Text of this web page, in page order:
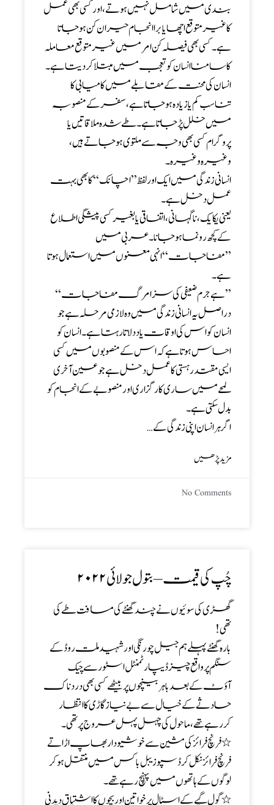
بندی میں شامل نہیں ہوتے، اور کسی بھی عمل
کا غیر متوقع اچھا یا برا انجام حیران کن ہو جاتا
ہے۔ کسی بھی فیصلہ کن امر میں غیر متوقع معاملہ
کا سامنا انسان کو تعجب میں مبتلا کر دیتا ہے۔
انسان کی محنت کے مقابلے میں کامیابی کا
تناسب کم یا زیادہ ہو جاتا ہے، سفر کے منصوبہ
میں خلل پڑجاتا ہے۔ طے شدہ ملاقاتیں یا
پروگرام کسی بھی وجہ سے ملتوی ہو جاتے ہیں،
وغیرہ وغیرہ۔
انسانی زندگی میں ایک اور لفظ’’اچانک‘‘ کا بھی بہت
عمل دخل ہے۔
یعنی یکایک، ناگہانی، اتفاقی یا بغیر کسی پیشگی اطلاع
کے کچھ رونما ہو جانا۔ عربی میں
’’مفاجات‘‘ انہی معنوں میں استعمال ہوتا
ہے۔
’’ہے جرم ضعیفی کی سزا مرگ مفاجات‘‘
دراصل یہ انسانی زندگی میں وہ لازمی مرحلہ ہے جو
انسان کو اس کی اوقات یاد دلاتا رہتا ہے۔ انسان کو
احساس ہوتا ہے کہ اس کے منصوبوں میں کسی
ایسی مقتدر ہستی کا عمل دخل ہے جو عین آخری
لمحے میں ساری کارگزاری اور منصوبے کے انجام کو
بدل سکتی ہے۔
اگر ہر انسان اپنی زندگی کے…
مزید پڑھیں
No Comments
چُپ کی قیمت – بتول جولائی۲۰۲۲
گھڑی کی سوئیوں نے چند گھنٹے کی مسافت طے کی
تھی!
بارہ گھنٹے پہلے ہم جیل چورنگی اور شہید ملت روڈ کے
سنگم پر واقع چیز ڈیپارٹمنٹل اسٹور سے چیک
آؤٹ کے بعد باہر بینچوں پر بیٹھے کسی بھی دردناک
حادثے کے خیال سے بے نیاز گاڑی کا انتظار
کررہے تھے، ماحول کی چہل پہل عروج پر تھی۔
٭ فرنچ فرائز کی مشین سے خوشبو دار بھاپ اڑاتے
فرنچ فرائز نکل کر ڈسپوزیبل باکس میں منتقل ہو کر
لوگوں کے ہاتھوں میں پہنچ رہے تھے۔
٭ گول گپے کے اسٹال پر خواتین اور بچوں کا اشتیاق دید نی